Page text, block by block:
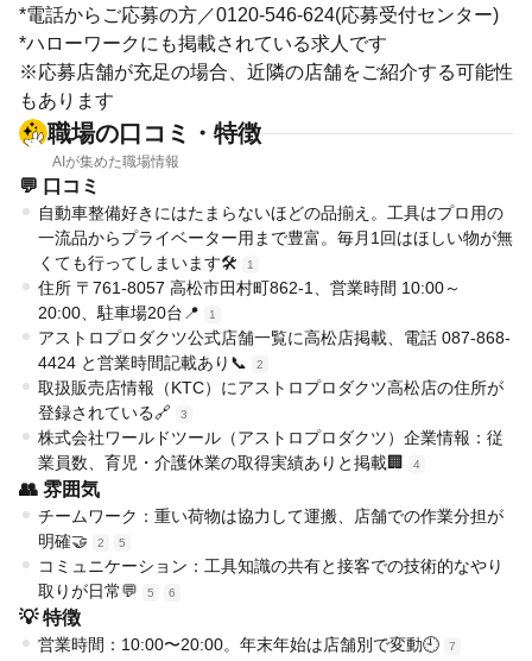
*電話からご応募の方／0120-546-624(応募受付センター)
*ハローワークにも掲載されている求人です
※応募店舗が充足の場合、近隣の店舗をご紹介する可能性
もあります
職場の口コミ・特徴
AIが集めた職場情報
💬 口コミ
自動車整備好きにはたまらないほどの品揃え。工具はプロ用の
一流品からプライベーター用まで豊富。毎月1回はほしい物が無
くても行ってしまいます🛠️
1
住所 〒761-8057 高松市田村町862-1、営業時間 10:00～
20:00、駐車場20台📍
1
アストロプロダクツ公式店舗一覧に高松店掲載、電話 087-868-
4424 と営業時間記載あり📞
2
取扱販売店情報（KTC）にアストロプロダクツ高松店の住所が
登録されている🔗
3
株式会社ワールドツール（アストロプロダクツ）企業情報：従
業員数、育児・介護休業の取得実績ありと掲載🏢
4
👥 雰囲気
チームワーク：重い荷物は協力して運搬、店舗での作業分担が
明確🤝
2 5
コミュニケーション：工具知識の共有と接客での技術的なやり
取りが日常💬
5 6
💡 特徴
営業時間：10:00〜20:00。年末年始は店舗別で変動🕘 7